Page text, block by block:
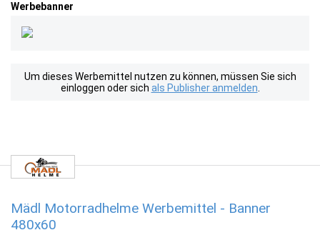
Werbebanner
Um dieses Werbemittel nutzen zu können, müssen Sie sich
einloggen oder sich als Publisher anmelden
Mädl Motorradhelme Werbemittel - Banner
480x60